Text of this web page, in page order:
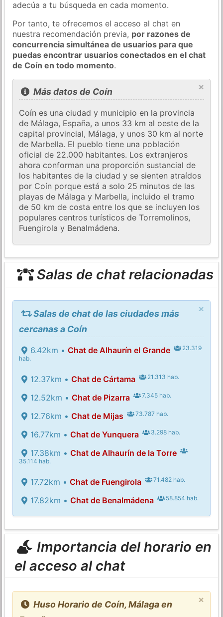
adecúa a tu búsqueda en cada momento.
Por tanto, te ofrecemos el acceso al chat en
nuestra recomendación previa, por razones de
concurrencia simultánea de usuarios para que
puedas encontrar usuarios conectados en el chat
de Coín en todo momento.
×
Más datos de Coín
Coín es una ciudad y municipio en la provincia
de Málaga, España, a unos 33 km al oeste de la
capital provincial, Málaga, y unos 30 km al norte
de Marbella. El pueblo tiene una población
oficial de 22.000 habitantes. Los extranjeros
ahora conforman una proporción sustancial de
los habitantes de la ciudad y se sienten atraídos
por Coín porque está a solo 25 minutos de las
playas de Málaga y Marbella, incluido el tramo
de 50 km de costa entre los que se incluyen los
populares centros turísticos de Torremolinos,
Fuengirola y Benalmádena.
Salas de chat relacionadas
×
Salas de chat de las ciudades más
cercanas a Coín
6.42km • Chat de Alhaurín el Grande
23.319
hab.
12.37km • Chat de Cártama 21.313 hab.
12.52km • Chat de Pizarra 7.345 hab.
12.76km • Chat de Mijas 73.787 hab.
16.77km • Chat de Yunquera 3.298 hab.
17.38km • Chat de Alhaurín de la Torre
35.114 hab.
17.72km • Chat de Fuengirola 71.482 hab.
17.82km • Chat de Benalmádena 58.854 hab.
Importancia del horario en
el acceso al chat
×
Huso Horario de Coín, Málaga en